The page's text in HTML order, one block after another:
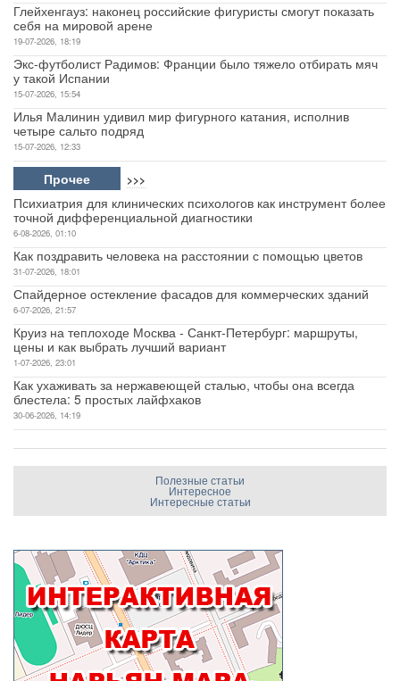
Глейхенгауз: наконец российские фигуристы смогут показать
себя на мировой арене
19-07-2026, 18:19
Экс-футболист Радимов: Франции было тяжело отбирать мяч
у такой Испании
15-07-2026, 15:54
Илья Малинин удивил мир фигурного катания, исполнив
четыре сальто подряд
15-07-2026, 12:33
Прочее >>>
Психиатрия для клинических психологов как инструмент более
точной дифференциальной диагностики
6-08-2026, 01:10
Как поздравить человека на расстоянии с помощью цветов
31-07-2026, 18:01
Спайдерное остекление фасадов для коммерческих зданий
6-07-2026, 21:57
Круиз на теплоходе Москва - Санкт-Петербург: маршруты,
цены и как выбрать лучший вариант
1-07-2026, 23:01
Как ухаживать за нержавеющей сталью, чтобы она всегда
блестела: 5 простых лайфхаков
30-06-2026, 14:19
Полезные статьи
Интересное
Интересные статьи